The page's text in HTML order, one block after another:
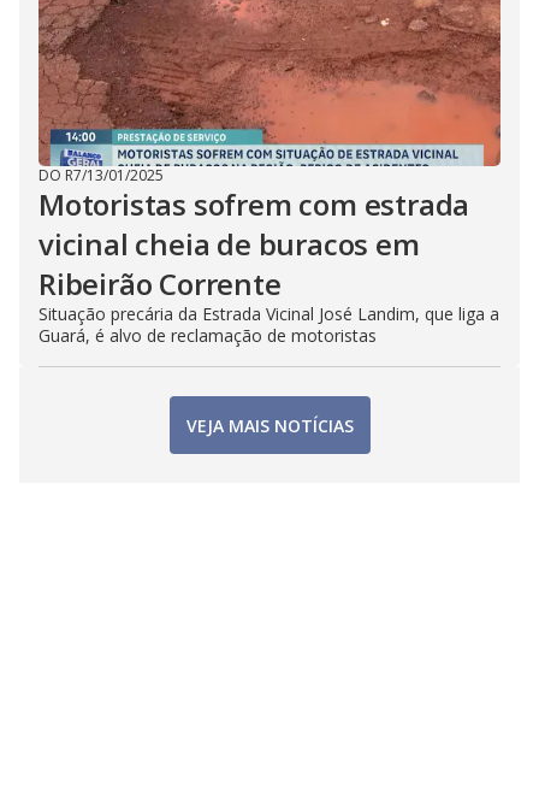
DO R7/13/01/2025
Motoristas sofrem com estrada
vicinal cheia de buracos em
Ribeirão Corrente
Situação precária da Estrada Vicinal José Landim, que liga a
Guará, é alvo de reclamação de motoristas
VEJA MAIS NOTÍCIAS